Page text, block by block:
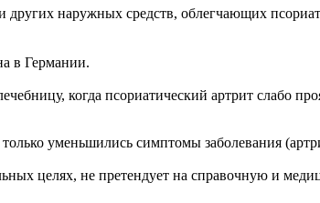
других наружных средств, облегчающих
в Германии.
когда псориатический артрит слабо
уменьшились симптомы заболевания
целях, не претендует на справочную и